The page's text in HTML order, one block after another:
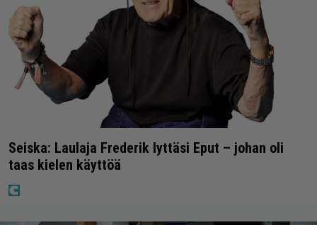
Seiska: Laulaja Frederik lyttäsi Eput – johan oli
taas kielen käyttöä